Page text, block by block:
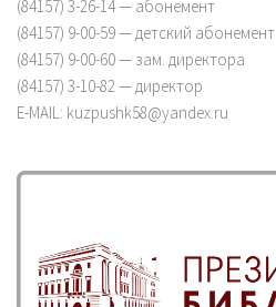
(84157) 3-26-14 — абонемент
(84157) 9-00-59 — детский абонемент
(84157) 9-00-60 — зам. директора
(84157) 3-10-82 — директор
E-MAIL: kuzpushk58@yandex.ru